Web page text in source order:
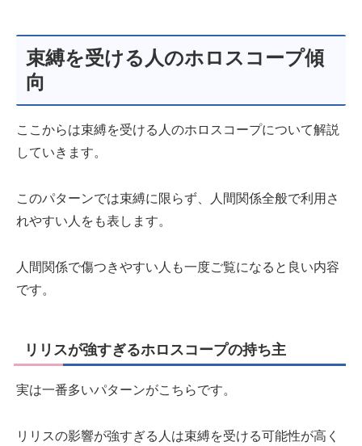
束縛を受ける人のホロスコープ傾
向
ここからは束縛を受ける人のホロスコープについて解説
していきます。
このパターンでは束縛に限らず、人間関係全般で利用さ
れやすい人をも表します。
人間関係で傷つきやすい人も一度ご覧になると良い内容
です。
リリスが強すぎるホロスコープの持ち主
実は一番多いパターンがこちらです。
リリスの影響が強すぎる人は束縛を受ける可能性が高く